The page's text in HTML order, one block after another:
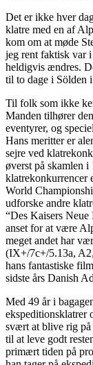
Det er ikke hver
klatre med en af
kom om at møde
jeg rent faktisk var
heldigvis ændres.
til to dage i Sölden
Til folk som ikke
Manden tilhører
eventyrer, og
Hans meritter er
sejre ved
øverst på skamlen
klatrekonkurrencer
World
udforske andre
“Des Kaisers
anset for at være
meget andet har
(IX+/7c+/5.13a,
hans fantastiske
sidste års Danish
Med 49 år i
ekspeditionsklatrer
svært at blive rig
til at leve godt
primært tiden på